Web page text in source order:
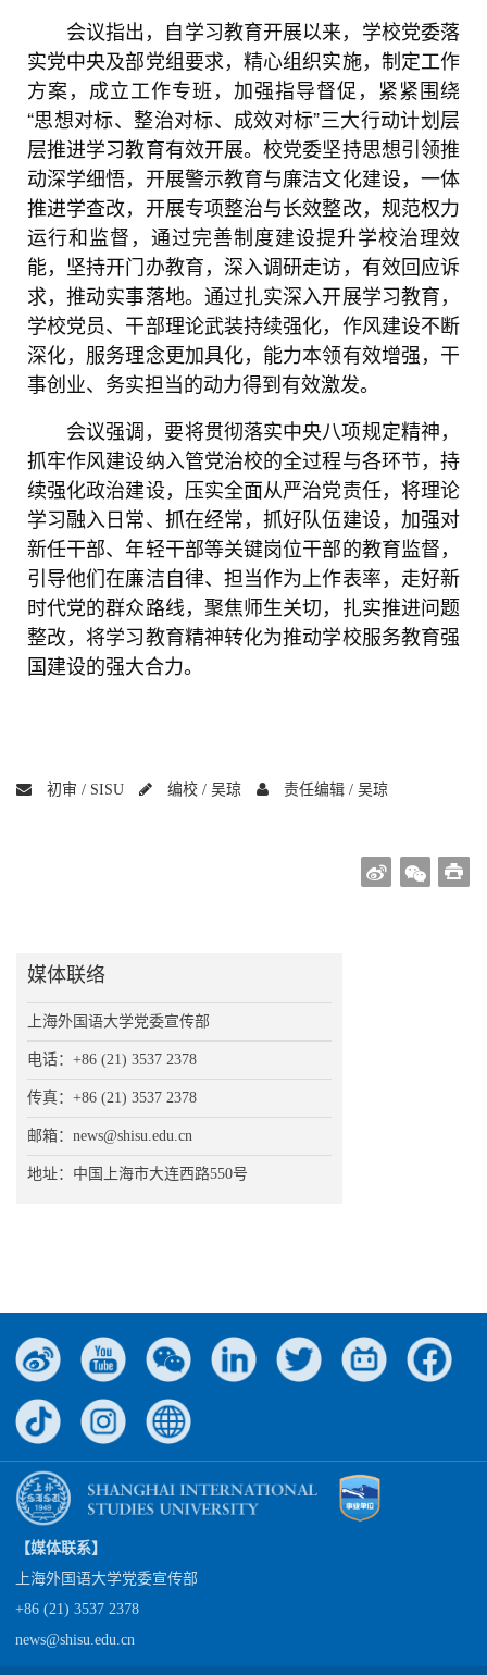
会议指出，自学习教育开展以来，学校党委落
实党中央及部党组要求，精心组织实施，制定工作
方案，成立工作专班，加强指导督促，紧紧围绕
“思想对标、整治对标、成效对标”三大行动计划层
层推进学习教育有效开展。校党委坚持思想引领推
动深学细悟，开展警示教育与廉洁文化建设，一体
推进学查改，开展专项整治与长效整改，规范权力
运行和监督，通过完善制度建设提升学校治理效
能，坚持开门办教育，深入调研走访，有效回应诉
求，推动实事落地。通过扎实深入开展学习教育，
学校党员、干部理论武装持续强化，作风建设不断
深化，服务理念更加具化，能力本领有效增强，干
事创业、务实担当的动力得到有效激发。
会议强调，要将贯彻落实中央八项规定精神，
抓牢作风建设纳入管党治校的全过程与各环节，持
续强化政治建设，压实全面从严治党责任，将理论
学习融入日常、抓在经常，抓好队伍建设，加强对
新任干部、年轻干部等关键岗位干部的教育监督，
引导他们在廉洁自律、担当作为上作表率，走好新
时代党的群众路线，聚焦师生关切，扎实推进问题
整改，将学习教育精神转化为推动学校服务教育强
国建设的强大合力。
初审 / SISU 编校 / 吴琼 责任编辑 / 吴琼
媒体联络
上海外国语大学党委宣传部
电话：+86 (21) 3537 2378
传真：+86 (21) 3537 2378
邮箱：news@shisu.edu.cn
地址：中国上海市大连西路550号
【媒体联系】
上海外国语大学党委宣传部
+86 (21) 3537 2378
news@shisu.edu.cn